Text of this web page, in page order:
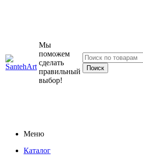
Мы
поможем
сделать
правильный
выбор!
Меню
Каталог